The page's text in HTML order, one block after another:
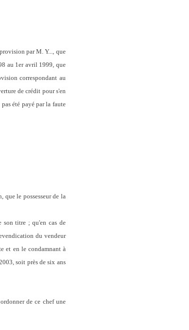
par M. Y..., que
au 1er avril 1999, que
correspondant au
de crédit pour s'en
été payé par la faute
que le possesseur de la
son titre ; qu'en cas de
du vendeur
et en le condamnant à
soit près de six ans
de ce chef une